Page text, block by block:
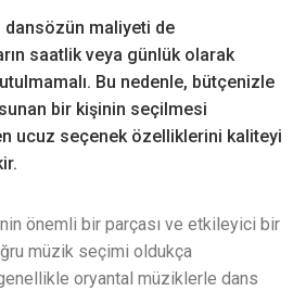
dansözün maliyeti de
saatlik veya günlük olarak
Bu nedenle, bütçenizle
bir kişinin seçilmesi
ucuz seçenek özelliklerini kaliteyi
önemli bir parçası ve etkileyici bir
müzik seçimi oldukça
oryantal müziklerle dans